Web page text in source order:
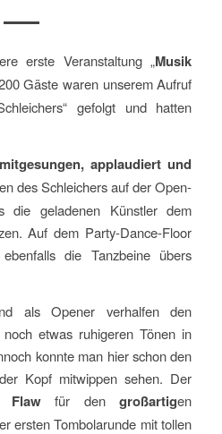
erste Veranstaltung „Musik
Gäste waren unserem Aufruf
gefolgt und hatten
applaudiert und
des Schleichers auf der Open-
die geladenen Künstler dem
Auf dem Party-Dance-Floor
die Tanzbeine übers
als Opener verhalfen den
etwas ruhigeren Tönen in
konnte man hier schon den
Kopf mitwippen sehen. Der
Flaw für dengroßartigen
ersten Tombolarunde mit tollen